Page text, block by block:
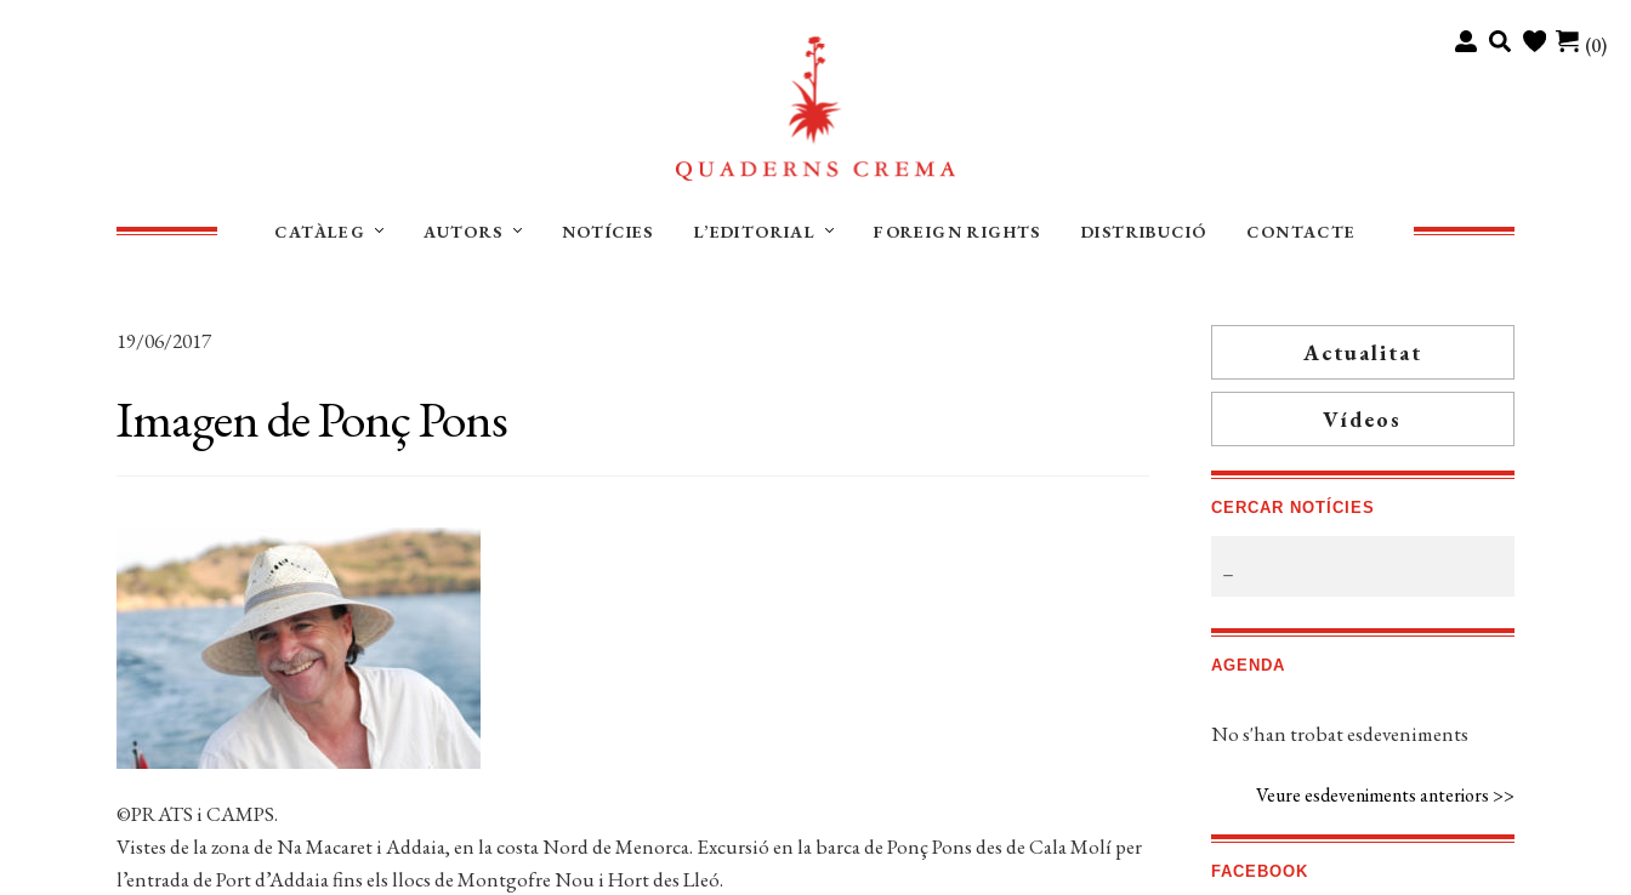
(0)
CATÀLEG AUTORS NOTÍCIES L’EDITORIAL FOREIGN RIGHTS DISTRIBUCIÓ CONTACTE
19/06/2017
Imagen de Ponç Pons
©PRATS i CAMPS.
Vistes de la zona de Na Macaret i Addaia, en la costa Nord de Menorca. Excursió en la barca de Ponç Pons des de Cala Molí per
l’entrada de Port d’Addaia fins els llocs de Montgofre Nou i Hort des Lleó.
Actualitat
Vídeos
CERCAR NOTÍCIES
AGENDA
No s'han trobat esdeveniments
Veure esdeveniments anteriors >>
FACEBOOK